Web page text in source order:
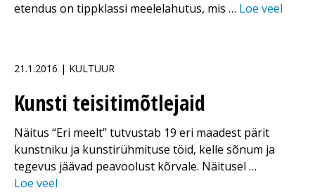
etendus on tippklassi meelelahutus, mis … Loe veel
21.1.2016 | KULTUUR
Kunsti teisitimõtlejaid
Näitus “Eri meelt” tutvustab 19 eri maadest pärit
kunstniku ja kunstirühmituse töid, kelle sõnum ja
tegevus jäävad peavoolust kõrvale. Näitusel …
Loe veel